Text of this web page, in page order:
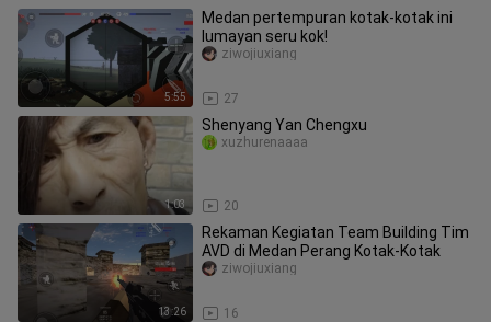
5:55
Medan pertempuran kotak-kotak ini
lumayan seru kok!
27
ziwojiuxiang
1:03
Shenyang Yan Chengxu
20
xuzhurenaaaa
13:26
Rekaman Kegiatan Team Building Tim
AVD di Medan Perang Kotak-Kotak
16
ziwojiuxiang